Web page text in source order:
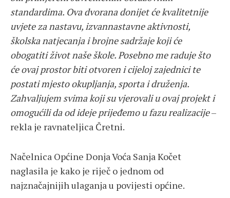
standardima. Ova dvorana donijet će kvalitetnije
uvjete za nastavu, izvannastavne aktivnosti,
školska natjecanja i brojne sadržaje koji će
obogatiti život naše škole. Posebno me raduje što
će ovaj prostor biti otvoren i cijeloj zajednici te
postati mjesto okupljanja, sporta i druženja.
Zahvaljujem svima koji su vjerovali u ovaj projekt i
omogućili da od ideje prijeđemo u fazu realizacije–
rekla je ravnateljica Čretni.
Načelnica Općine Donja Voća Sanja Kočet
naglasila je kako je riječ o jednom od
najznačajnijih ulaganja u povijesti općine.